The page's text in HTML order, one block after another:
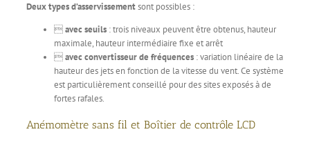
Deux types d’asservissementsont possibles :
avec seuils : trois niveaux peuvent être obtenus, hauteur
maximale, hauteur intermédiaire fixe et arrêt
avec convertisseur de fréquences : variation linéaire de la
hauteur des jets en fonction de la vitesse du vent. Ce système
est particulièrement conseillé pour des sites exposés à de
fortes rafales.
Anémomètre sans fil et Boîtier de contrôle LCD